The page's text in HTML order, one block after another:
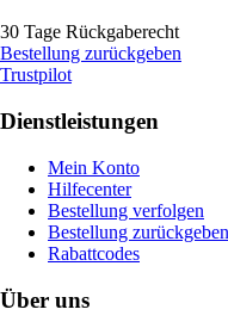
30 Tage Rückgaberecht
Bestellung zurückgeben
Trustpilot
Dienstleistungen
Mein Konto
Hilfecenter
Bestellung verfolgen
Bestellung zurückgeben
Rabattcodes
Über uns